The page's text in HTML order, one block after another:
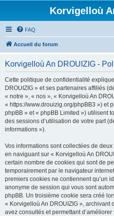
Korvigelloù
FAQ
Accueil du forum
Korvigelloù An DROUIZIG -
Cette politique de confidentialité
DROUIZIG » et ses partenaires affiliés
« notre », « nos », « Korvigelloù An
« https://www.drouizig.org/phpBB3 ») et
phpBB » et « phpBB Limited ») utilisent
des sessions d’utilisation de votre part
informations »).
Vos informations sont collectées de
en naviguant sur « Korvigelloù An
certain nombre de cookies qui sont de
temporairement par le navigateur
premiers cookies ne contiennent qu’un
anonyme de session qui vous sont
phpBB. Un troisième cookie sera créé
« Korvigelloù An DROUIZIG », archivant
avez consultés et permettant